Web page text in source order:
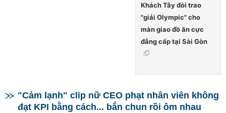
Khách Tây đòi trao
"giải Olympic" cho
màn giao đồ ăn cực
đẳng cấp tại Sài Gòn
"Cảm lạnh" clip nữ CEO phạt nhân viên không
đạt KPI bằng cách... bắn chun rồi ôm nhau